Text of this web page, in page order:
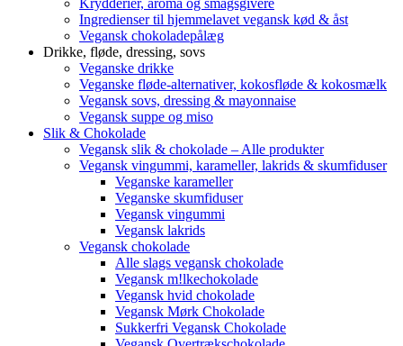
Ingredienser til hjemmelavet vegansk kød & åst
Vegansk chokoladepålæg
Drikke, fløde, dressing, sovs
Veganske drikke
Veganske fløde-alternativer, kokosfløde & kokosmælk
Vegansk sovs, dressing & mayonnaise
Vegansk suppe og miso
Slik & Chokolade
Vegansk slik & chokolade – Alle produkter
Vegansk vingummi, karameller, lakrids & skumfiduser
Veganske karameller
Veganske skumfiduser
Vegansk vingummi
Vegansk lakrids
Vegansk chokolade
Alle slags vegansk chokolade
Vegansk m!lkechokolade
Vegansk hvid chokolade
Vegansk Mørk Chokolade
Sukkerfri Vegansk Chokolade